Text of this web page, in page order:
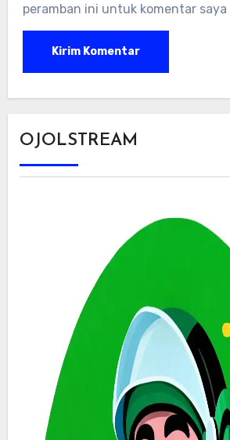
peramban ini untuk komentar
OJOLSTREAM